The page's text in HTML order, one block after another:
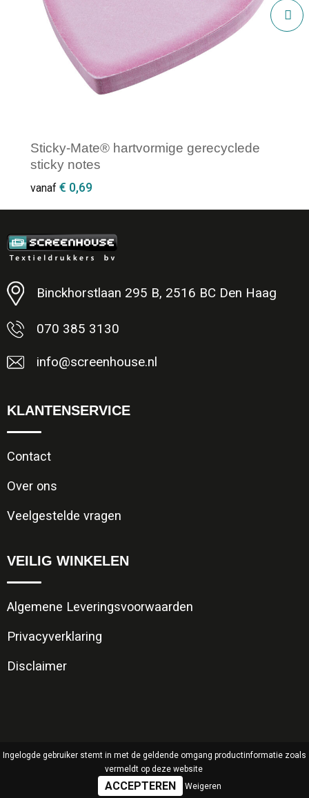
Sticky-Mate® hartvormige gerecyclede
sticky notes
vanaf € 0,69
Minimale afname: 250
Binckhorstlaan 295 B, 2516 BC Den Haag
070 385 3130
info@screenhouse.nl
KLANTENSERVICE
Contact
Over ons
Veelgestelde vragen
VEILIG WINKELEN
Algemene Leveringsvoorwaarden
Privacyverklaring
Disclaimer
Ingelogde gebruiker stemt in met de geldende omgang productinformatie zoals
vermeldt op deze website
Weigeren